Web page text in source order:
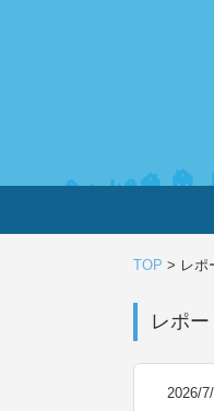
TOP > レポ
レポー
2026/